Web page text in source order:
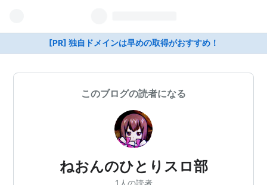
[PR] 独自ドメインは早めの取得がおすすめ！
このブログの読者になる
ねおんのひとりスロ部
1人の読者